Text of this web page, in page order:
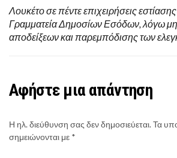
Λουκέτο σε πέντε επιχειρήσεις
Γραμματεία Δημοσίων Εσόδων, λόγω
αποδείξεων και παρεμπόδισης των
Αφήστε μια απάντηση
Η ηλ. διεύθυνση σας δεν δημοσιεύεται.Τα
σημειώνονται με *